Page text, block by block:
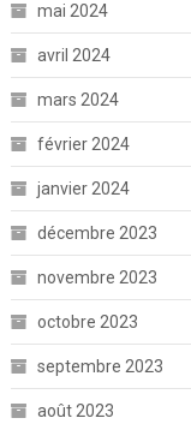
mai 2024
avril 2024
mars 2024
février 2024
janvier 2024
décembre 2023
novembre 2023
octobre 2023
septembre 2023
août 2023